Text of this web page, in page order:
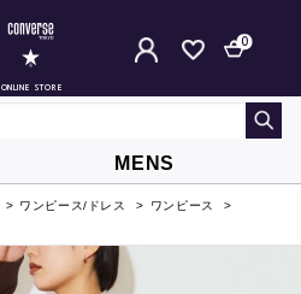
ONLINE STORE
0
MENS
ワンピース/ドレス
ワンピース